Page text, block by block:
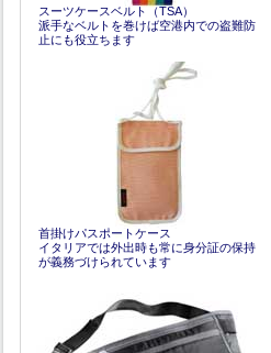
スーツケースベルト（TSA）
派手なベルトを巻けば空港内での盗難防
止にも役立ちます
首掛けパスポートケース
イタリアでは外出時も常に身分証の保持
が義務づけられています